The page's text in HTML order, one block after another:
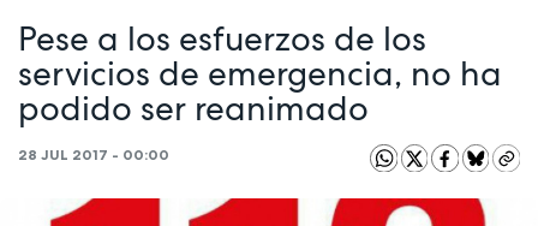
Pese a los esfuerzos de los
servicios de emergencia, no ha
podido ser reanimado
28 JUL 2017 - 00:00